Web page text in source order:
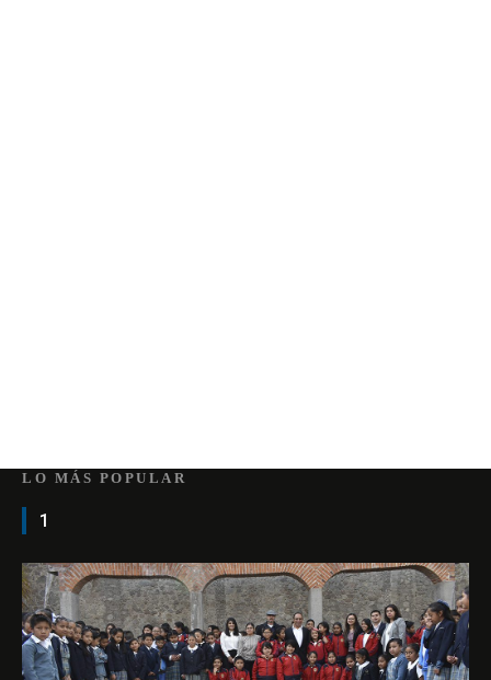
LO MÁS POPULAR
1